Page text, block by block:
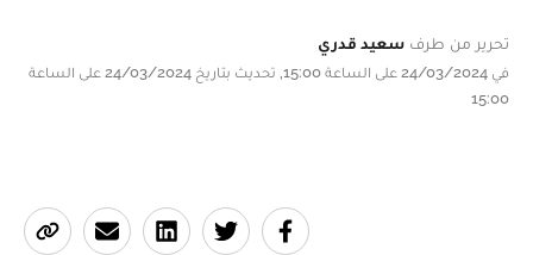
تحرير من طرف سعيد قدري
في 24/03/2024 على الساعة 15:00, تحديث بتاريخ 24/03/2024 على الساعة
15:00